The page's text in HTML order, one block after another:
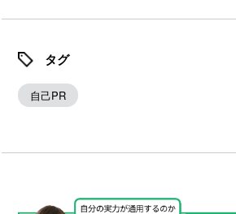
タグ
自己PR